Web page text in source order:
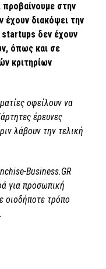
στην
διακόψει την
δεν έχουν
όπως και σε
κριτηρίων
οφείλουν να
έρευνες
λάβουν την τελική
Business.GR
για προσωπική
οιοδήποτε τρόπο